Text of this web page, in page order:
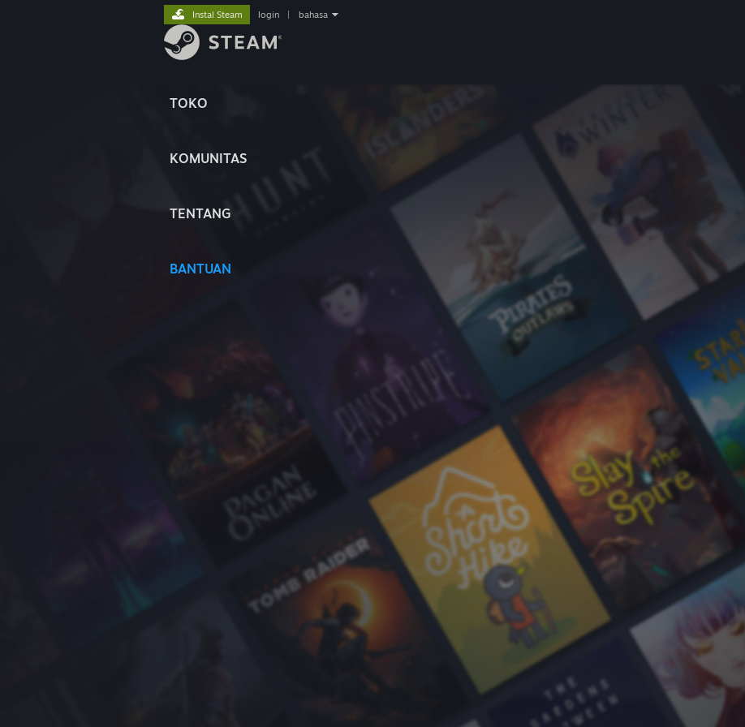
TOKO
KOMUNITAS
TENTANG
BANTUAN
Instal Steam login bahasa